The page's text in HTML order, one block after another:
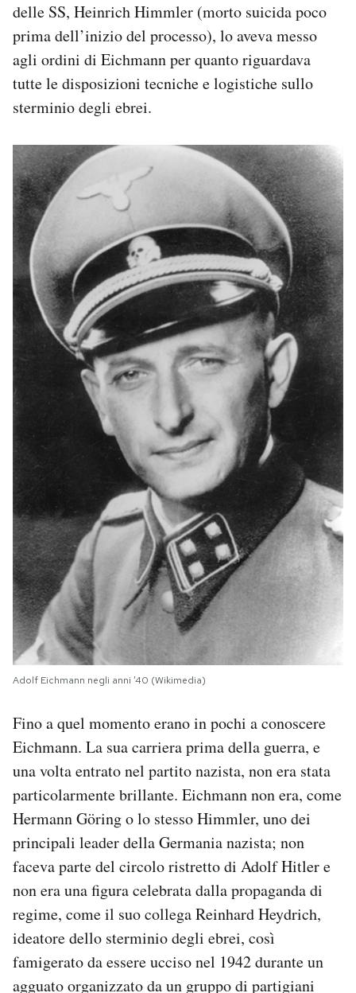
delle SS, Heinrich Himmler (morto suicida poco
prima dell’inizio del processo), lo aveva messo
agli ordini di Eichmann per quanto riguardava
tutte le disposizioni tecniche e logistiche sullo
sterminio degli ebrei.
Adolf Eichmann negli anni ’40 (Wikimedia)
Fino a quel momento erano in pochi a conoscere
Eichmann. La sua carriera prima della guerra, e
una volta entrato nel partito nazista, non era stata
particolarmente brillante. Eichmann non era, come
Hermann Göring o lo stesso Himmler, uno dei
principali leader della Germania nazista; non
faceva parte del circolo ristretto di Adolf Hitler e
non era una figura celebrata dalla propaganda di
regime, come il suo collega Reinhard Heydrich,
ideatore dello sterminio degli ebrei, così
famigerato da essere ucciso nel 1942 durante un
agguato organizzato da un gruppo di partigiani